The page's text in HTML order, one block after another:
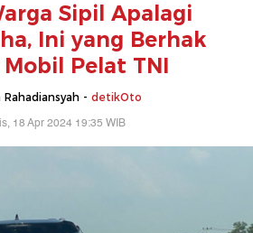
Sipil Apalagi
Ini yang Berhak
Pelat TNI
Rahadiansyah - detikOto
18 Apr 2024 19:35 WIB